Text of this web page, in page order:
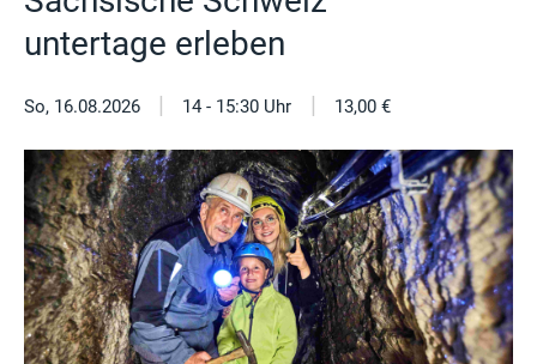
untertage erleben
So, 16.08.2026 | 14 - 15:30 Uhr | 13,00 €